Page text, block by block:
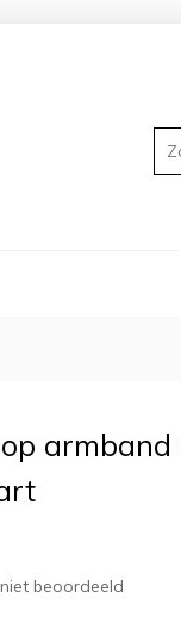
armband
beoordeeld